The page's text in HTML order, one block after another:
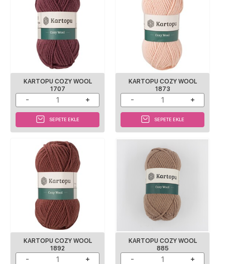
KARTOPU COZY WOOL
1707
SEPETE EKLE
KARTOPU COZY WOOL
1873
SEPETE EKLE
KARTOPU COZY WOOL
1892
KARTOPU COZY WOOL
885